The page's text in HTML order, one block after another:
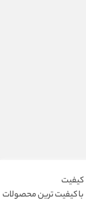
کیفیت
با کیفیت ترین محصولات